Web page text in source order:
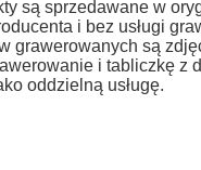
są sprzedawane w
i bez usługi
grawerowanych są
i tabliczkę z
oddzielną usługę.